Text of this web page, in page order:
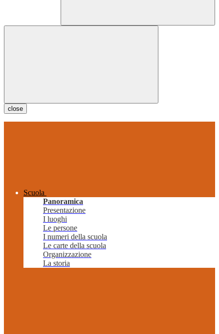
close
Scuola
Panoramica
Presentazione
I luoghi
Le persone
I numeri della scuola
Le carte della scuola
Organizzazione
La storia